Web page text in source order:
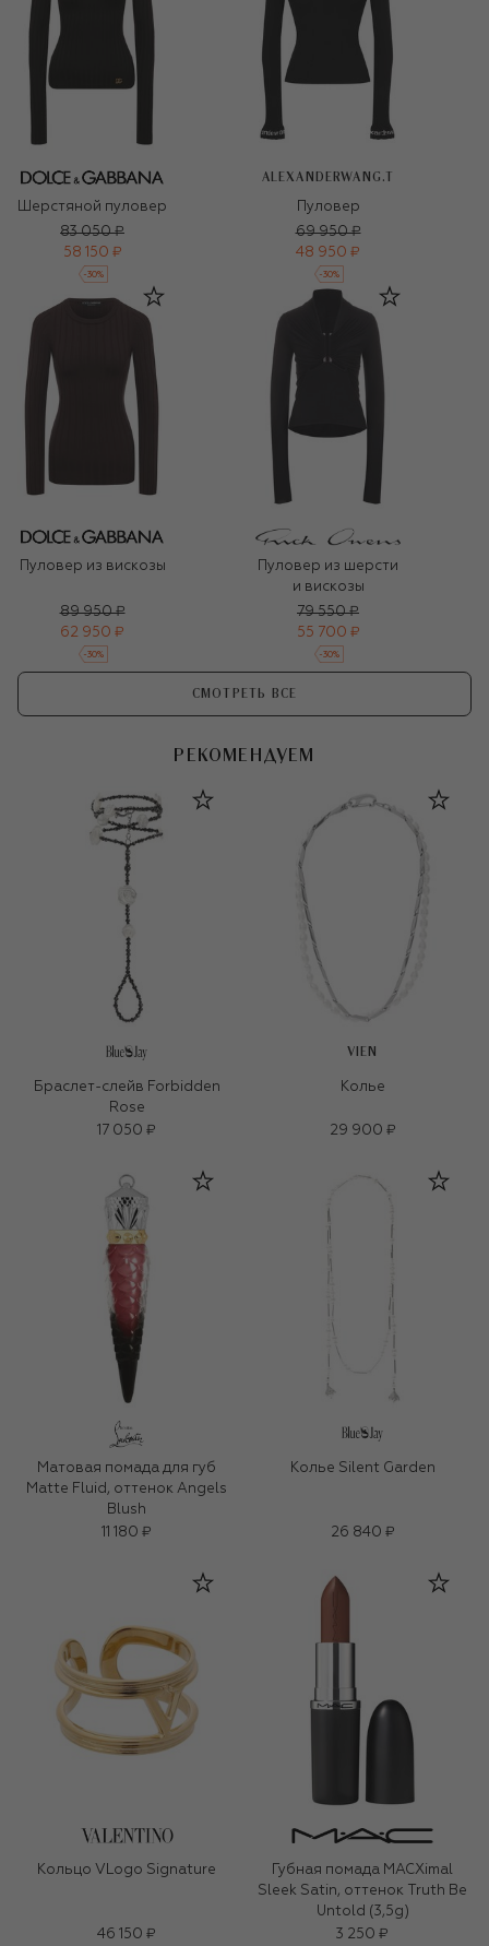
Шерстяной пуловер
83 050 ₽
58 150 ₽
-30%
ALEXANDERWANG.T
Пуловер
69 950 ₽
48 950 ₽
-30%
Пуловер из вискозы
89 950 ₽
62 950 ₽
-30%
Пуловер из шерсти
и вискозы
79 550 ₽
55 700 ₽
-30%
СМОТРЕТЬ ВСЕ
РЕКОМЕНДУЕМ
Браслет-слейв Forbidden
Rose
17 050 ₽
VIEN
Колье
29 900 ₽
Матовая помада для губ
Matte Fluid, оттенок Angels
Blush
11 180 ₽
Колье Silent Garden
26 840 ₽
Кольцо VLogo Signature
46 150 ₽
Губная помада MACXimal
Sleek Satin, оттенок Truth Be
Untold (3,5g)
3 250 ₽